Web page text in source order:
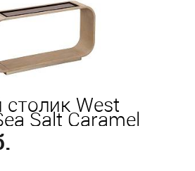
West
Salt Caramel